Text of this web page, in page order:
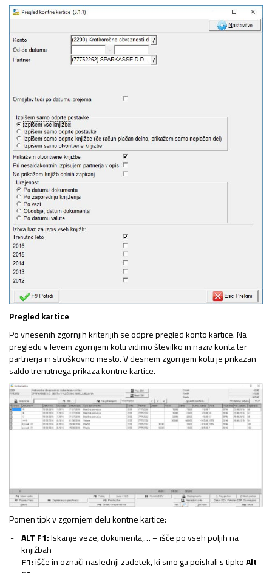
Pregled kartice
Po vnesenih zgornjih kriterijih se odpre pregled konto kartice. Na
pregledu v levem zgornjem kotu vidimo številko in naziv konta ter
partnerja in stroškovno mesto. V desnem zgornjem kotu je prikazan
saldo trenutnega prikaza kontne kartice.
Pomen tipk v zgornjem delu kontne kartice:
ALT F1:Iskanje veze, dokumenta,… – išče po vseh poljih na
knjižbah
F1:išče in označi naslednji zadetek, ki smo ga poiskali s tipkoAlt